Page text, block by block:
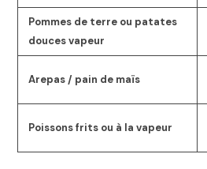
Pommes de terre ou patates
douces vapeur
Arepas / pain de maïs
Poissons frits ou à la vapeur